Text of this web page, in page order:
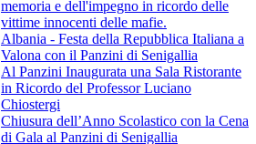
memoria e dell'impegno in ricordo delle
vittime innocenti delle mafie.
Albania - Festa della Repubblica Italiana a
Valona con il Panzini di Senigallia
Al Panzini Inaugurata una Sala Ristorante
in Ricordo del Professor Luciano
Chiostergi
Chiusura dell’Anno Scolastico con la Cena
di Gala al Panzini di Senigallia